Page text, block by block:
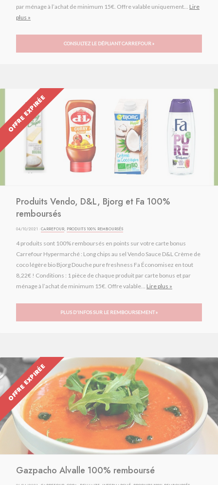
par ménage à l’achat de minimum 15€. Offre valable uniquement... Lire
plus »
CONSULTEZ LE DÉPLIANT CARREFOUR »
OFFRE EXPIRÉE
Produits Vendo, D&L, Bjorg et Fa 100%
remboursés
04/10/2021 ·CARREFOUR, PRODUITS 100% REMBOURSÉS
4 produits sont 100% remboursés en points sur votre carte bonus
Carrefour Hypermarché : Long chips au sel Vendo Sauce D&L Crème de
coco légère bio Bjorg Douche pure freshness Fa Économisez en tout
8,22€ ! Conditions : 1 pièce de chaque produit par carte bonus et par
ménage à l’achat de minimum 15€. Offre valable... Lire plus »
PLUS D'INFOS SUR LE REMBOURSEMENT »
OFFRE EXPIRÉE
Gazpacho Alvalle 100% remboursé